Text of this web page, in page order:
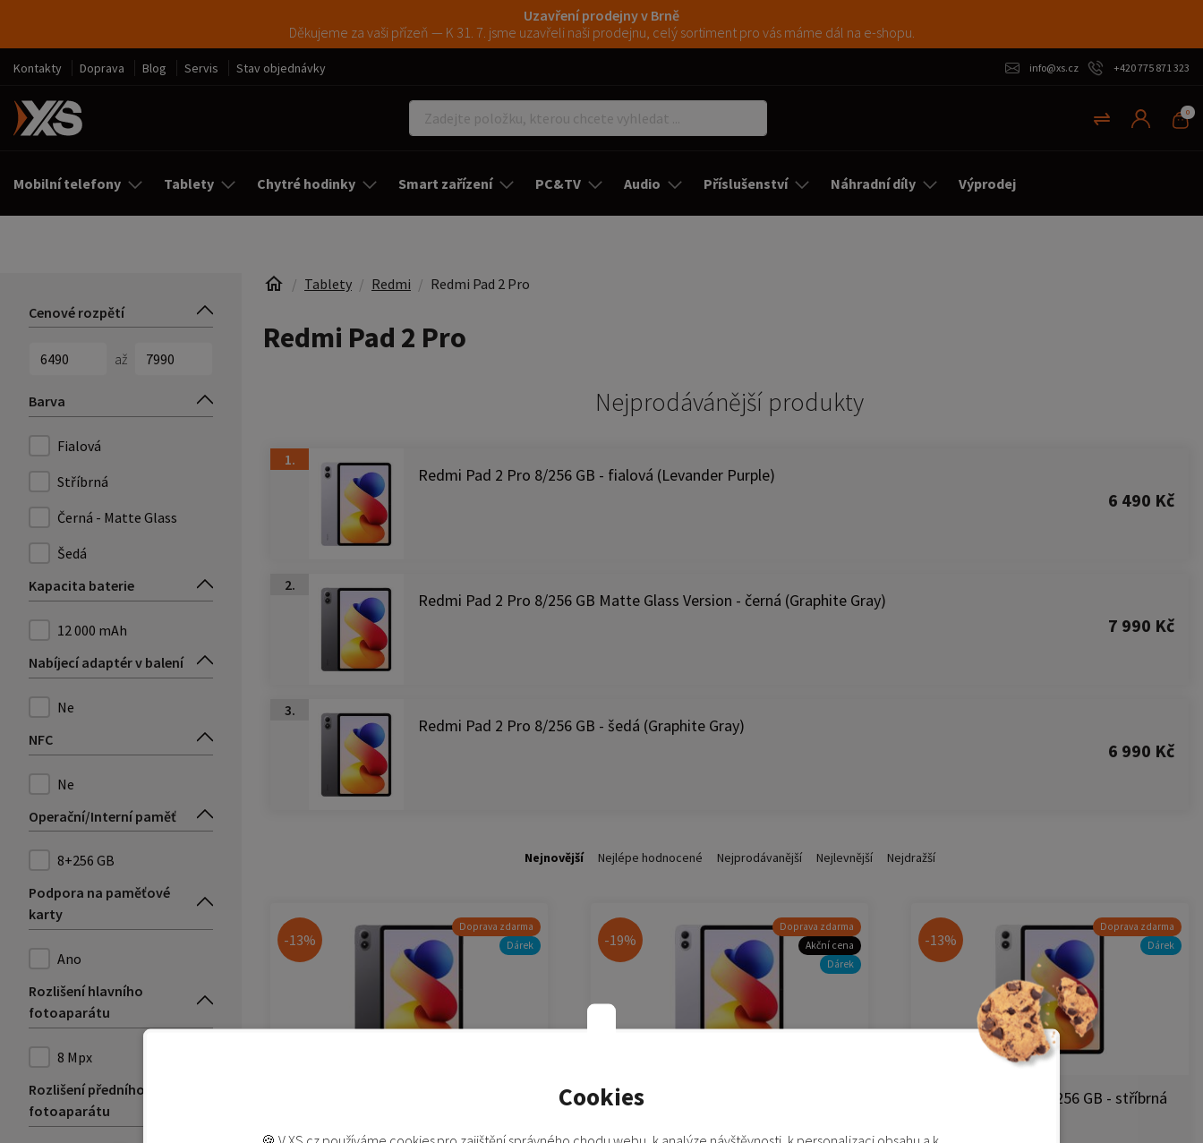
Cookies
Uzavření prodejny v Brně
Děkujeme za vaši přízeň — K 31. 7. jsme uzavřeli naši prodejnu, celý sortiment pro vás máme dál na e-shopu.
Kontakty Doprava Blog Servis Stav objednávky info@xs.cz +420 775 871 323
0
Mobilní telefony Tablety Chytré hodinky Smart zařízení PC&TV Audio Příslušenství Náhradní díly Výprodej
Cenové rozpětí
až
Barva
Fialová
Stříbrná
Černá - Matte Glass
Šedá
Kapacita baterie
12 000 mAh
Nabíjecí adaptér v balení
Ne
NFC
Ne
Operační/Interní paměť
8+256 GB
Podpora na paměťové
karty
Ano
Rozlišení hlavního
fotoaparátu
8 Mpx
Rozlišení předního
fotoaparátu
Tablety Redmi Redmi Pad 2 Pro
Redmi Pad 2 Pro
Nejprodávánější produkty
1.
Redmi Pad 2 Pro 8/256 GB - fialová (Levander Purple)
6 490 Kč
2.
Redmi Pad 2 Pro 8/256 GB Matte Glass Version - černá (Graphite Gray)
7 990 Kč
3.
Redmi Pad 2 Pro 8/256 GB - šedá (Graphite Gray)
6 990 Kč
Nejnovější Nejlépe hodnocené Nejprodávanější Nejlevnější Nejdražší
-13%
Doprava zdarma
Dárek
-19%
Doprava zdarma
Akční cena
Dárek
Redmi Pad 2 Pro 8/256 GB - fialová
-13%
Doprava zdarma
Dárek
Redmi Pad 2 Pro 8/256 GB - stříbrná